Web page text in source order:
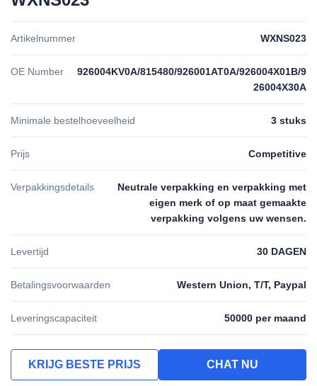
Artikelnummer WXNS023
OE Number
926004KV0A/815480/926001AT0A/926004X01B/9
26004X30A
Minimale bestelhoeveelheid 3 stuks
Prijs Competitive
Verpakkingsdetails
Neutrale verpakking en verpakking met
eigen merk of op maat gemaakte
verpakking volgens uw wensen.
Levertijd 30 DAGEN
Betalingsvoorwaarden Western Union, T/T, Paypal
Leveringscapaciteit 50000 per maand
KRIJG BESTE PRIJS CHAT NU